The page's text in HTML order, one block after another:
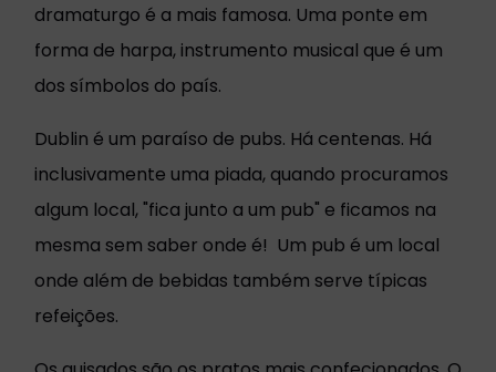
dramaturgo é a mais famosa. Uma ponte em
forma de harpa, instrumento musical que é um
dos símbolos do país.
Dublin é um paraíso de pubs. Há centenas. Há
inclusivamente uma piada, quando procuramos
algum local, "fica junto a um pub" e ficamos na
mesma sem saber onde é! Um pub é um local
onde além de bebidas também serve típicas
refeições.